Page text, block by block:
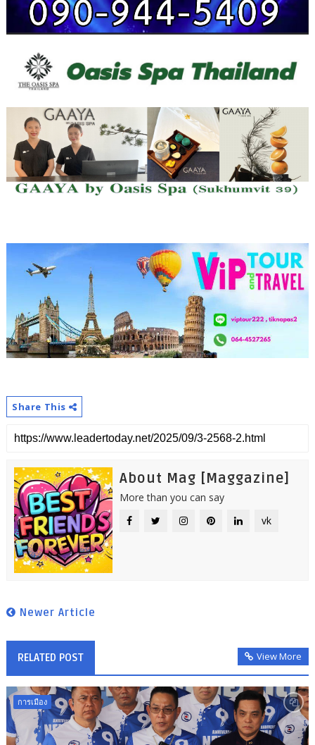
Share This
About Mag [Maggazine]
More than you can say
vk
Newer Article
RELATED POST View More
การเมือง